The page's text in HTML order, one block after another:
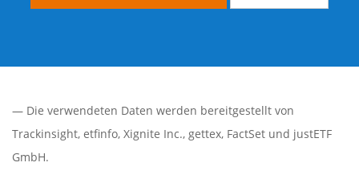
— Die verwendeten Daten werden bereitgestellt von
Trackinsight, etfinfo, Xignite Inc., gettex, FactSet und justETF
GmbH.